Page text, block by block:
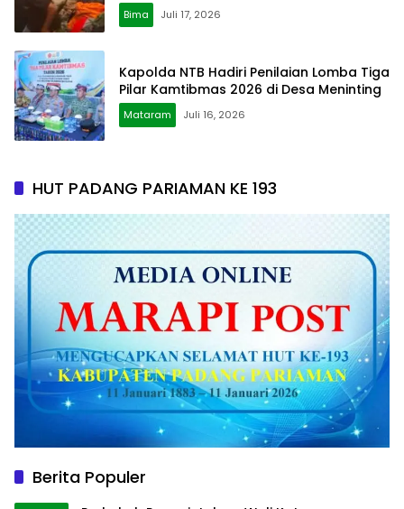
Bima Juli 17, 2026
Kapolda NTB Hadiri Penilaian Lomba Tiga
Pilar Kamtibmas 2026 di Desa Meninting
Mataram Juli 16, 2026
HUT PADANG PARIAMAN KE 193
Berita Populer